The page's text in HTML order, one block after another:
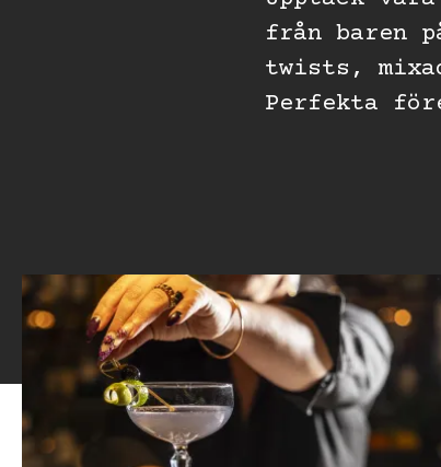
från baren
twists,
Perfekta